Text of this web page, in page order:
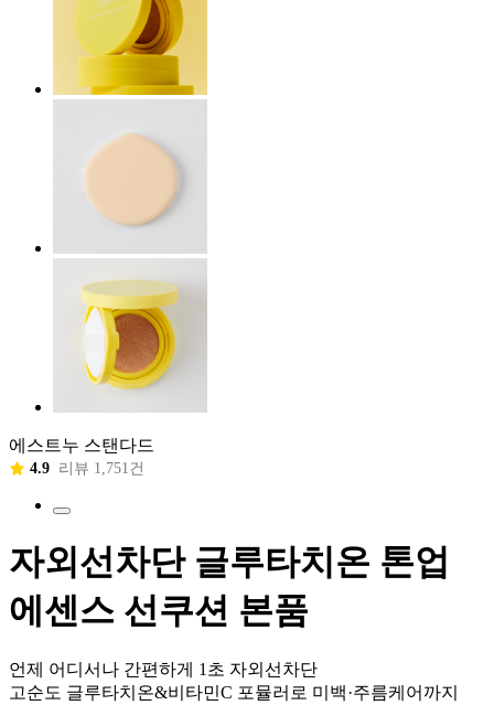
에스트누 스탠다드
4.9 리뷰 1,751건
자외선차단 글루타치온 톤업
에센스 선쿠션 본품
언제 어디서나 간편하게 1초 자외선차단
고순도 글루타치온&비타민C 포뮬러로 미백·주름케어까지